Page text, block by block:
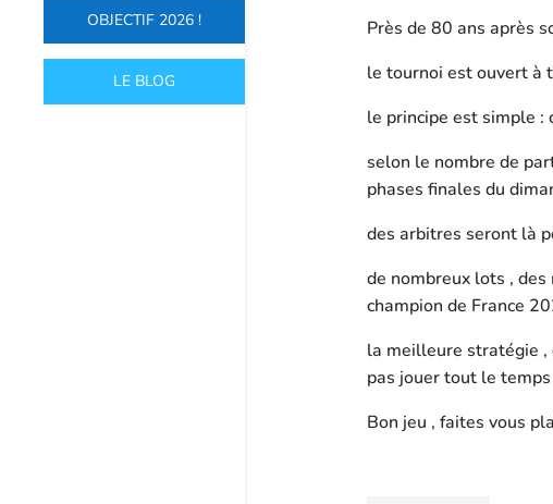
OBJECTIF 2026 !
LE BLOG
Près de 80 ans après
le tournoi est ouvert à
le principe est simple :
selon le nombre de
phases finales du
des arbitres seront là
de nombreux lots ,
champion de France
la meilleure stratégie ,
pas jouer tout le
Bon jeu , faites vous